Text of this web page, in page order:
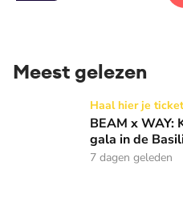
Meest gelezen
BEAM x WAY: Kom naar
Haal hier je
BEAM x WAY:
gala in de
7 dagen geleden